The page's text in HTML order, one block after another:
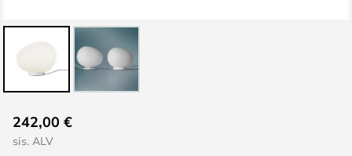
to
the
242,00 €
sis. ALV